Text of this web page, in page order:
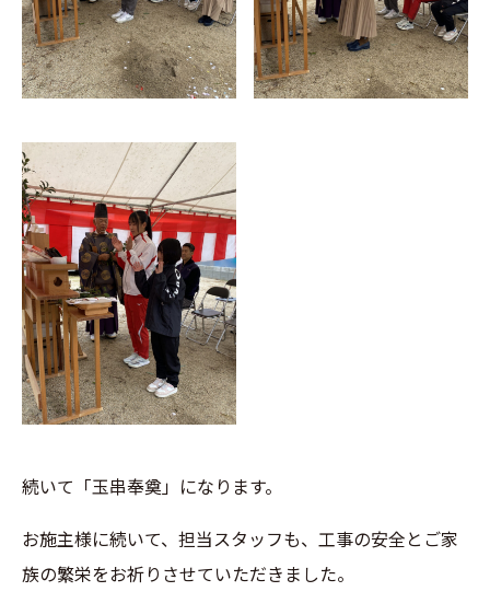
続いて「玉串奉奠」になります。
お施主様に続いて、担当スタッフも、工事の安全とご家
族の繁栄をお祈りさせていただきました。